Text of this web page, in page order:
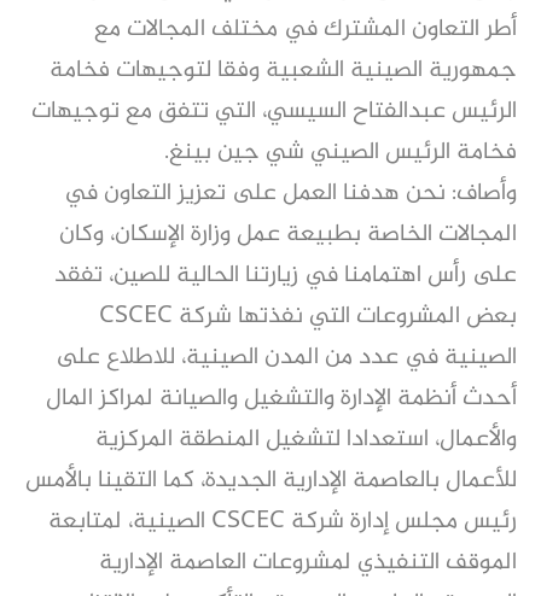
أطر التعاون المشترك في مختلف المجالات مع
جمهورية الصينية الشعبية وفقا لتوجيهات فخامة
الرئيس عبدالفتاح السيسي، التي تتفق مع توجيهات
فخامة الرئيس الصيني شي جين بينغ.
وأصاف: نحن هدفنا العمل على تعزيز التعاون في
المجالات الخاصة بطبيعة عمل وزارة الإسكان، وكان
على رأس اهتمامنا في زيارتنا الحالية للصين، تفقد
بعض المشروعات التي نفذتها شركة CSCEC
الصينية في عدد من المدن الصينية، للاطلاع على
أحدث أنظمة الإدارة والتشغيل والصيانة لمراكز المال
والأعمال، استعدادا لتشغيل المنطقة المركزية
للأعمال بالعاصمة الإدارية الجديدة، كما التقينا بالأمس
رئيس مجلس إدارة شركة CSCEC الصينية، لمتابعة
الموقف التنفيذي لمشروعات العاصمة الإدارية